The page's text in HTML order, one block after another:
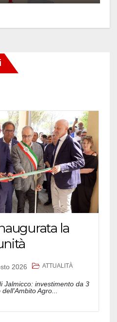
la
2026 ATTUALITÀ
Jalmicco: investimento da 3
Agro...